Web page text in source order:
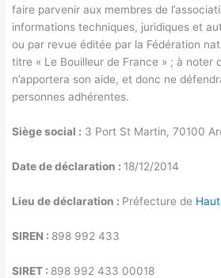
faire parvenir aux membres de
informations techniques, juridiques et
ou par revue éditée par la Fédération
titre « Le Bouilleur de France » ; à noter
n’apportera son aide, et donc ne
personnes adhérentes.
Siège social : 3 Port St Martin, 70100
Date de déclaration : 18/12/2014
Lieu de déclaration : Préfecture de
SIREN : 898 992 433
SIRET : 898 992 433 00018